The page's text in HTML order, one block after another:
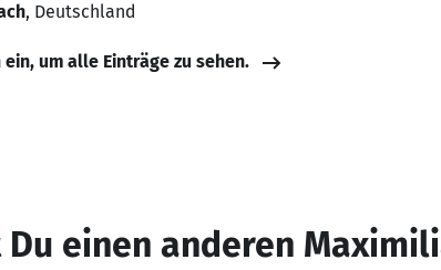
, Deutschland
ein, um alle Einträge zu sehen.
Du einen anderen